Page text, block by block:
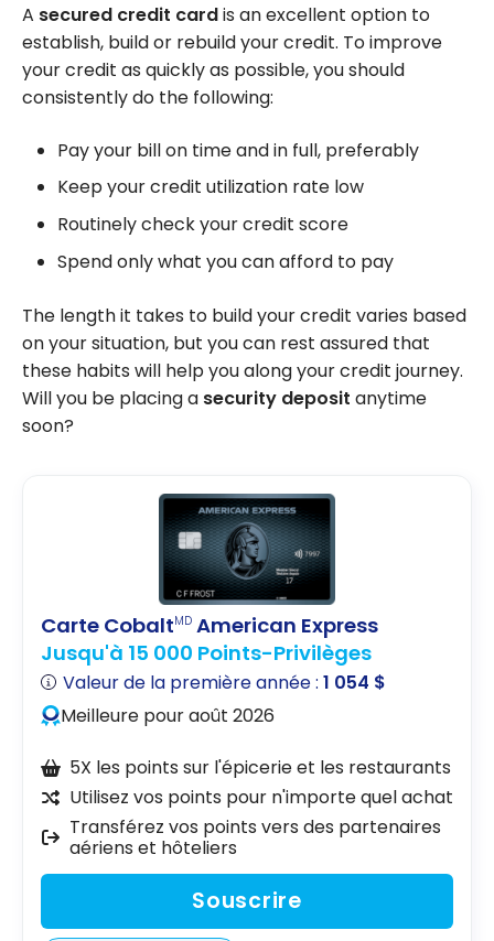
A secured credit cardis an excellent option to
establish, build or rebuild your credit. To improve
your credit as quickly as possible, you should
consistently do the following:
Pay your bill on time and in full, preferably
Keep your credit utilization rate low
Routinely check your credit score
Spend only what you can afford to pay
The length it takes to build your credit varies based
on your situation, but you can rest assured that
these habits will help you along your credit journey.
Will you be placing a security deposit anytime
soon?
Carte CobaltMD American Express
Jusqu'à 15 000 Points-Privilèges
Valeur de la première année :1 054 $
Meilleure pour août 2026
5X les points sur l'épicerie et les restaurants
Utilisez vos points pour n'importe quel achat
Transférez vos points vers des partenaires
aériens et hôteliers
Souscrire